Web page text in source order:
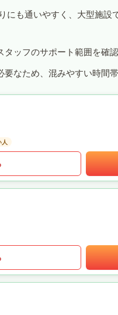
にも通いやすく、大型施設
ッフのサポート範囲を確認
なため、混みやすい時間
人